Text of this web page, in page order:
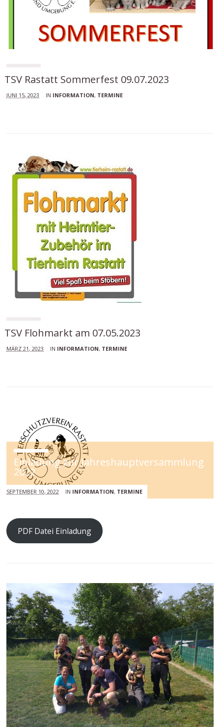
TSV Rastatt Sommerfest 09.07.2023
JUNI 15, 2023 IN INFORMATION, TERMINE
TSV Flohmarkt am 07.05.2023
MÄRZ 21, 2023 IN INFORMATION, TERMINE
Einladung zur Jahreshauptversammlung
2022
SEPTEMBER 10, 2022 IN INFORMATION, TERMINE
PDF Datei Einladung